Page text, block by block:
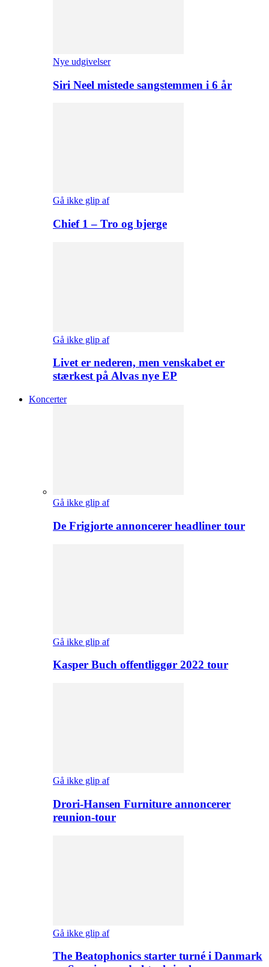
Nye udgivelser
Siri Neel mistede sangstemmen i 6 år
Gå ikke glip af
Chief 1 – Tro og bjerge
Gå ikke glip af
Livet er nederen, men venskabet er
stærkest på Alvas nye EP
Koncerter
Gå ikke glip af
De Frigjorte annoncerer headliner tour
Gå ikke glip af
Kasper Buch offentliggør 2022 tour
Gå ikke glip af
Drori-Hansen Furniture annoncerer
reunion-tour
Gå ikke glip af
The Beatophonics starter turné i Danmark